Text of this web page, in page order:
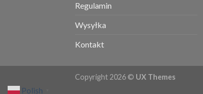
Regulamin
Wysyłka
Kontakt
Copyright 2026 © UX Themes
Polish